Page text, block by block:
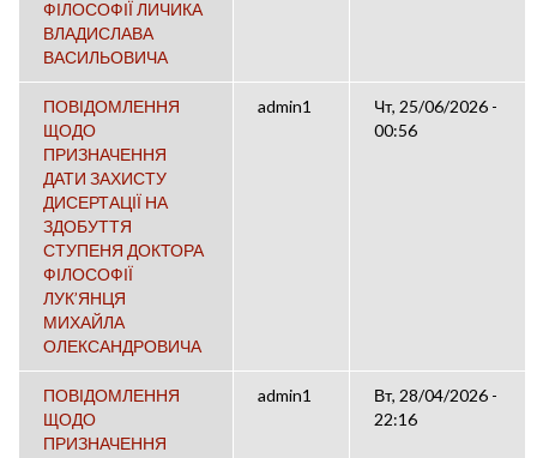
ФІЛОСОФІЇ ЛИЧИКА
ВЛАДИСЛАВА
ВАСИЛЬОВИЧА
ПОВІДОМЛЕННЯ
ЩОДО
ПРИЗНАЧЕННЯ
ДАТИ ЗАХИСТУ
ДИСЕРТАЦІЇ НА
ЗДОБУТТЯ
СТУПЕНЯ ДОКТОРА
ФІЛОСОФІЇ
ЛУК’ЯНЦЯ
МИХАЙЛА
ОЛЕКСАНДРОВИЧА
admin1
Чт, 25/06/2026 -
00:56
ПОВІДОМЛЕННЯ
ЩОДО
ПРИЗНАЧЕННЯ
admin1
Вт, 28/04/2026 -
22:16